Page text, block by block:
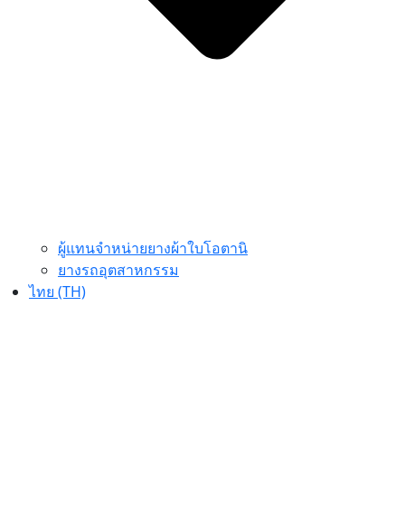
ผู้แทนจำหน่ายยางผ้าใบโอตานิ
ยางรถอุตสาหกรรม
ไทย (TH)